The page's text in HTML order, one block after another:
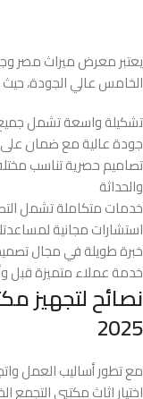
يعتبر معرض ميراث مصر
الخامس عالي الجودة، حيث
تشكيلة واسعة تشمل جميع
جودة عالية مع ضمان على
تصاميم حصرية تناسب
والحداثة
خدمات متكاملة تشمل
استشارات مجانية
خبرة طويلة في مجال
خدمة عملاء متميزة قبل
نصائح لتجهيز
2025
مع تطور أساليب العمل